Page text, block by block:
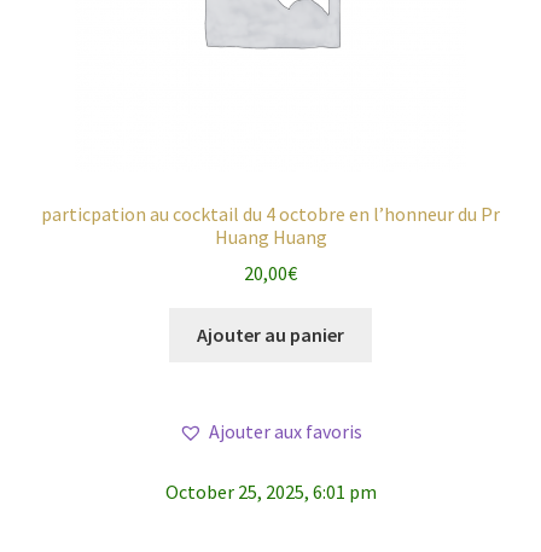
particpation au cocktail du 4 octobre en l’honneur du Pr
Huang Huang
20,00€
Ajouter au panier
Ajouter aux favoris
October 25, 2025, 6:01 pm